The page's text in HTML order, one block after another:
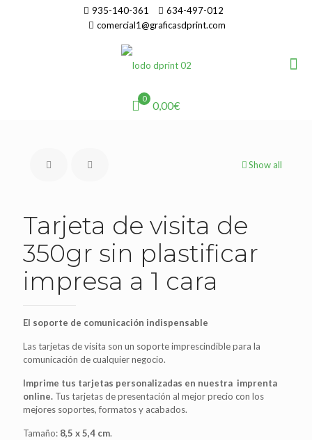
935-140-361
634-497-012
comercial1@graficasdprint.com
0
0,00€
Show all
Tarjeta de visita de
350gr sin plastificar
impresa a 1 cara
El soporte de comunicación indispensable
Las tarjetas de visita son un soporte imprescindible para la
comunicación de cualquier negocio.
Imprime tus tarjetas personalizadas en nuestra imprenta
online. Tus tarjetas de presentación al mejor precio con los
mejores soportes, formatos y acabados.
Tamaño: 8,5 x 5,4 cm.